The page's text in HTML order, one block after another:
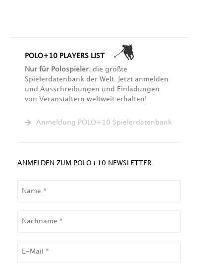
POLO+10 PLAYERS LIST
Nur für Polospieler: die größte
Spielerdatenbank der Welt. Jetzt anmelden
und Ausschreibungen und Einladungen
von Veranstaltern weltweit erhalten!
Anmeldung POLO+10 Spielerdatenbank
ANMELDEN ZUM POLO+10 NEWSLETTER